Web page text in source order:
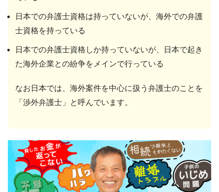
日本での弁護士資格は持っていないが、海外での弁護
士資格を持っている
日本での弁護士資格しか持っていないが、日本で起き
た海外企業との紛争をメインで行っている
なお日本では、海外案件を中心に扱う弁護士のことを
「渉外弁護士」と呼んでいます。